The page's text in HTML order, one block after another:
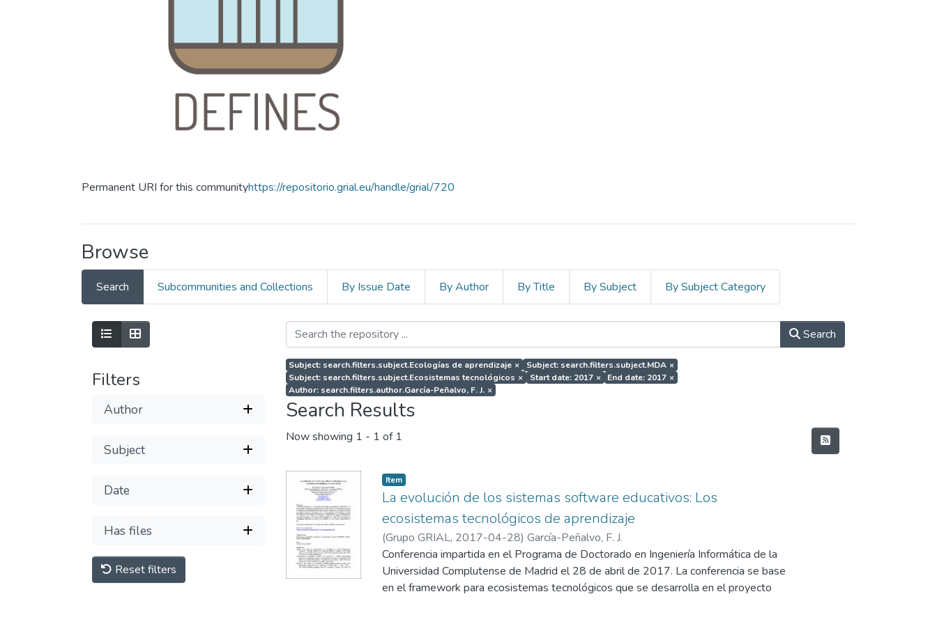
Permanent URI for this communityhttps://repositorio.grial.eu/handle/grial/720
Browse
Search Subcommunities and Collections By Issue Date By Author By Title By Subject By Subject Category
Filters
Author
Subject
Date
Has files
Reset filters
Search
Subject: search.filters.subject.Ecologías de aprendizaje × Subject: search.filters.subject.MDA ×
Subject: search.filters.subject.Ecosistemas tecnológicos × Start date: 2017 × End date: 2017 ×
Author: search.filters.author.García-Peñalvo, F. J. ×
Search Results
Now showing 1 - 1 of 1
Item
La evolución de los sistemas software educativos: Los
ecosistemas tecnológicos de aprendizaje
(Grupo GRIAL, 2017-04-28)García-Peñalvo, F. J.
Conferencia impartida en el Programa de Doctorado en Ingeniería Informática de la
Universidad Complutense de Madrid el 28 de abril de 2017. La conferencia se base
en el framework para ecosistemas tecnológicos que se desarrolla en el proyecto